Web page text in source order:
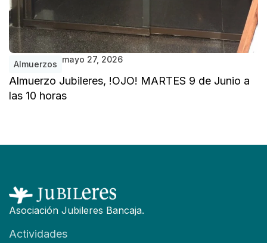
Almuerzos mayo 27, 2026
Almuerzo Jubileres, !OJO! MARTES 9 de Junio a
las 10 horas
Asociación Jubileres Bancaja.
Actividades